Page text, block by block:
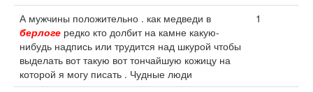
А мужчины положительно . как медведи в
берлоге редко кто долбит на камне какую-
нибудь надпись или трудится над шкурой чтобы
выделать вот такую вот тончайшую кожицу на
которой я могу писать . Чудные люди
1